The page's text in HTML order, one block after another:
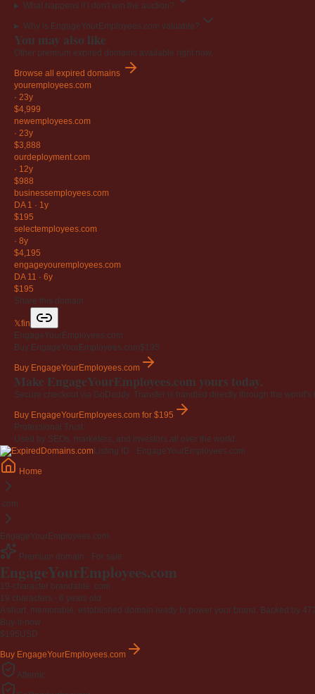
What happens if I don't win the auction?
Why is EngageYourEmployees.com valuable?
You may also like
Other premium expired domains available right now.
Browse all expired domains
youremployees.com
· 23y
$4,999
newemployees.com
· 23y
$3,888
ourdeployment.com
· 12y
$988
businessemployees.com
DA 1 · 1y
$195
selectemployees.com
· 8y
$4,195
engageyouremployees.com
DA 11 · 6y
$195
Share this domain
𝕏fin
EngageYourEmployees.com
Buy EngageYourEmployees.com$195
Buy EngageYourEmployees.com
Make EngageYourEmployees.com yours today.
Secure checkout via GoDaddy. Transfer is handled directly through the world's
Buy EngageYourEmployees.com for $195
Professional Trust
Used by SEOs, marketers, and investors all over the world.
Listing ID · EngageYourEmployees.com
Home
.com
EngageYourEmployees.com
Premium domain · For sale
EngageYourEmployees.com
19-character brandable .com
19 characters · 6 years old
A short, memorable, established domain ready to power your brand. Backed by
Buy-it-now
$195USD
Buy EngageYourEmployees.com
Afternic